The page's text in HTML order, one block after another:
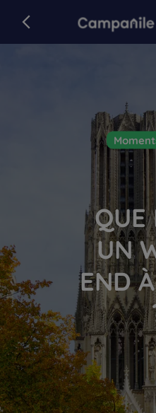
Campanileretour sur
QUE
UN
END